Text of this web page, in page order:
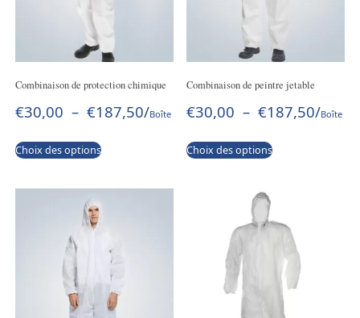
Combinaison de protection chimique
€30,00 – €187,50/Boîte
Choix des options
Combinaison de peintre jetable
€30,00 – €187,50/Boîte
Choix des options